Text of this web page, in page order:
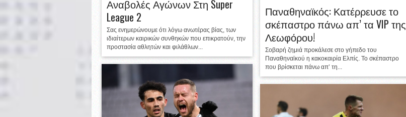
Παναθηναϊκός: Κατέρρευσε το
σκέπαστρο πάνω απ’ τα VIP της
Λεωφόρου!
Σοβαρή ζημιά προκάλεσε στο γήπεδο του
Παναθηναϊκού η κακοκαιρία Ελπίς. Το σκέπαστρο
που βρίσκεται πάνω απ’ τη...
Αναβολές Αγώνων Στη Super
League 2
Σας ενημερώνουμε ότι λόγω ανωτέρας βίας, των
ιδιαίτερων καιρικών συνθηκών που επικρατούν, την
προστασία αθλητών και φιλάθλων...